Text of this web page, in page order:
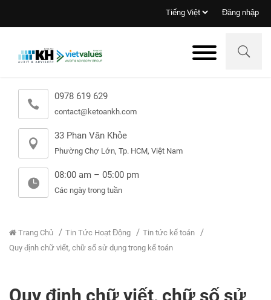
Đăng nhập
0978 619 629
contact@ketoankh.com
33 Phan Văn Khỏe
Phường Chợ Lớn, Tp. HCM, Việt Nam
08:00 am – 05:00 pm
Các ngày trong tuần
Trang Chủ Tin Tức Hoạt Động
Tin tức kế toán
Quy định chữ viết, chữ số sử dụng trong kế toán
Quy định chữ viết, chữ số sử